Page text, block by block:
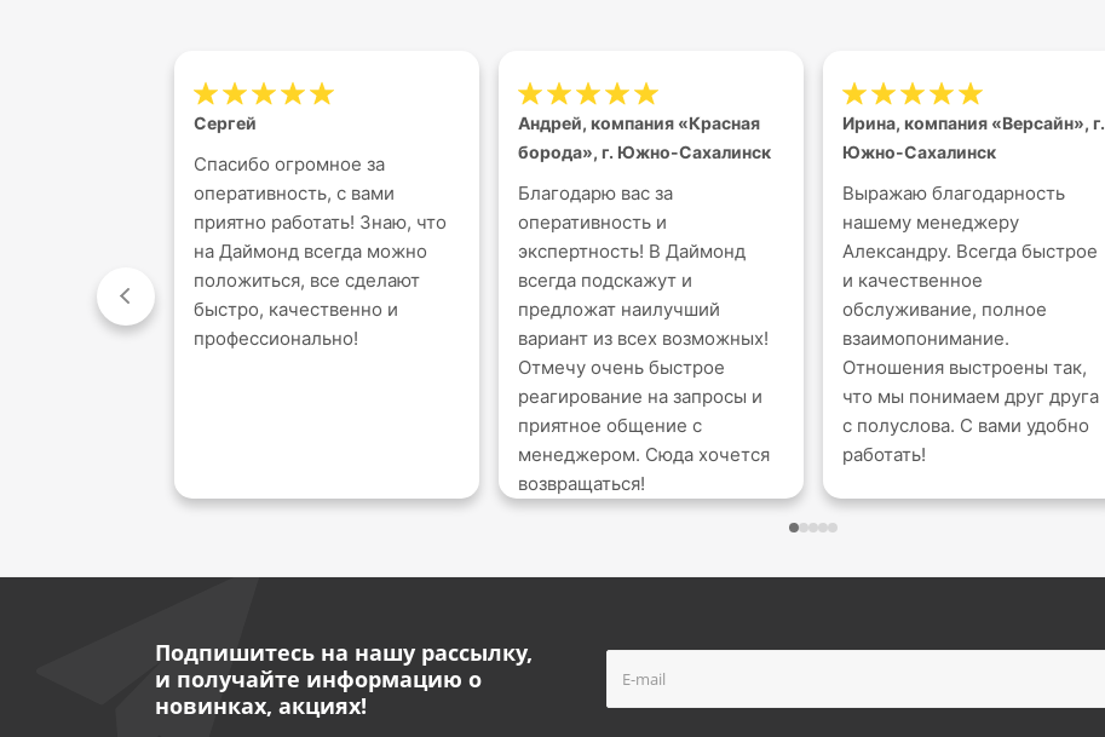
Сергей
Спасибо огромное за
оперативность, с вами
приятно работать! Знаю, что
на Даймонд всегда можно
положиться, все сделают
быстро, качественно и
профессионально!
Андрей, компания «Красная
борода», г. Южно-Сахалинск
Благодарю вас за
оперативность и
экспертность! В Даймонд
всегда подскажут и
предложат наилучший
вариант из всех возможных!
Отмечу очень быстрое
реагирование на запросы и
приятное общение с
менеджером. Сюда хочется
возвращаться!
Ирина, компания «Версайн», г.
Южно-Сахалинск
Выражаю благодарность
нашему менеджеру
Александру. Всегда быстрое
и качественное
обслуживание, полное
взаимопонимание.
Отношения выстроены так,
что мы понимаем друг друга
с полуслова. С вами удобно
работать!
Подпишитесь на нашу рассылку,
и получайте информацию о
новинках, акциях!